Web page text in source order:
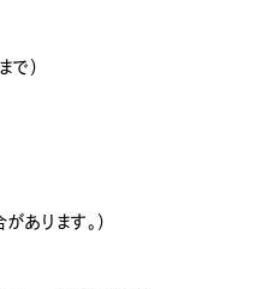
）
あります。）